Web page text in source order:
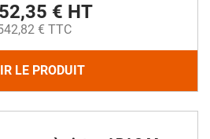
€ HT
€ TTC
LE PRODUIT